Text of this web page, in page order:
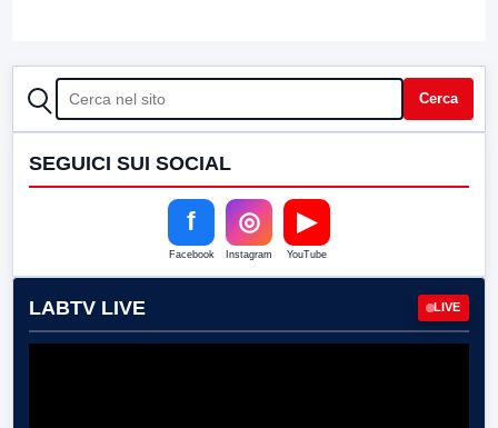
CERCA Cerca
SEGUICI SUI SOCIAL
f
Facebook
◎
Instagram
▶
YouTube
LABTV LIVE LIVE